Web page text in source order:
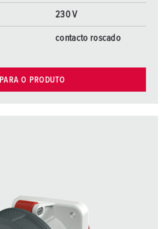
230 V
contacto roscado
PARA O PRODUTO